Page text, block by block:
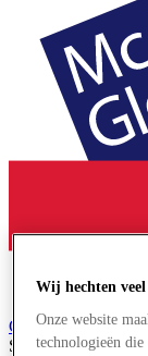
Cheshire Oaks
Search input
Wij hechten
Onze website
technologieën